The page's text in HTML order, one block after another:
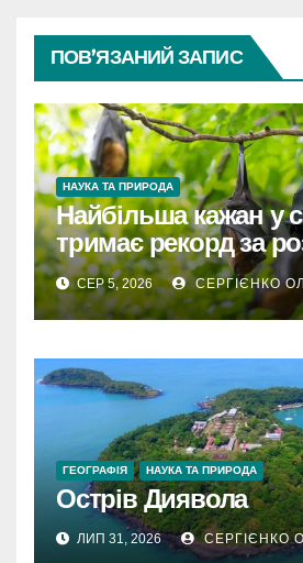
ПОВ’ЯЗАНИЙ ЗАПИС
НАУКА ТА ПРИРОДА
Найбільша кажан у
тримає рекорд за
крил
СЕР 5, 2026 СЕРГІЄНКО
ГЕОГРАФІЯ НАУКА ТА ПРИРОДА
Острів Диявола
ЛИП 31, 2026 СЕРГІЄНКО